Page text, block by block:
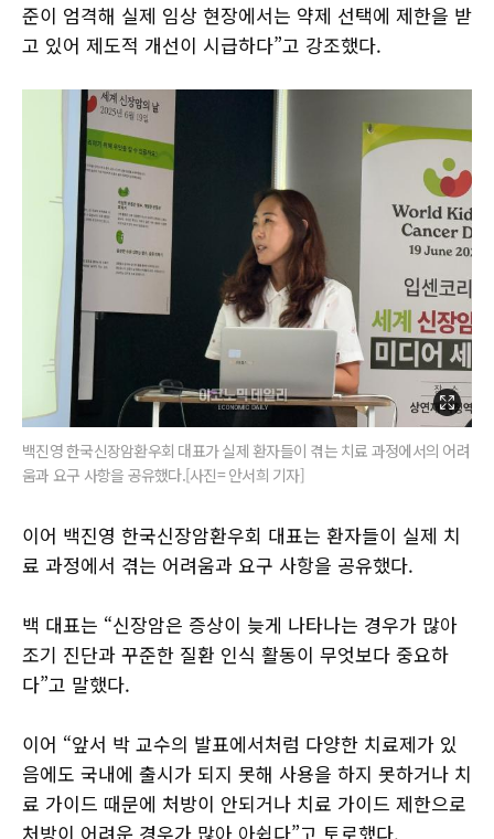
준이 엄격해 실제 임상 현장에서는 약제 선택에 제한을 받
고 있어 제도적 개선이 시급하다”고 강조했다.
백진영 한국신장암환우회 대표가 실제 환자들이 겪는 치료 과정에서의 어려
움과 요구 사항을 공유했다.[사진= 안서희 기자]
이어 백진영 한국신장암환우회 대표는 환자들이 실제 치
료 과정에서 겪는 어려움과 요구 사항을 공유했다.
백 대표는 “신장암은 증상이 늦게 나타나는 경우가 많아
조기 진단과 꾸준한 질환 인식 활동이 무엇보다 중요하
다”고 말했다.
이어 “앞서 박 교수의 발표에서처럼 다양한 치료제가 있
음에도 국내에 출시가 되지 못해 사용을 하지 못하거나 치
료 가이드 때문에 처방이 안되거나 치료 가이드 제한으로
처방이 어려운 경우가 많아 아쉽다”고 토로했다.